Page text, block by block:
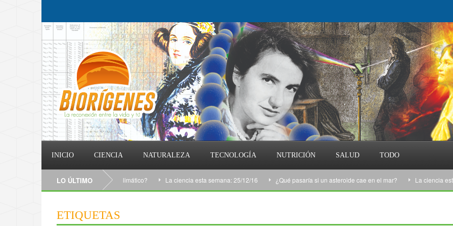
INICIO CIENCIA NATURALEZA TECNOLOGÍA NUTRICIÓN SALUD TODO
LO ÚLTIMO
¿Qué puedo hacer contra el cambio climático? La ciencia esta semana: 25/12/16 ¿Qué pasaría si un asteroide cae en el mar? La ciencia esta
ETIQUETAS